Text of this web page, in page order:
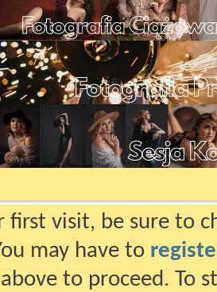
first visit, be sure to
may have to
to proceed. To